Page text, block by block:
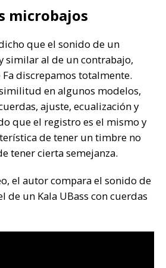
microbajos
que el sonido de un
similar al de un contrabajo,
Fa discrepamos totalmente.
en algunos modelos,
ajuste, ecualización y
que el registro es el mismo y
de tener un timbre no
tener cierta semejanza.
el autor compara el sonido de
de un Kala UBass con cuerdas